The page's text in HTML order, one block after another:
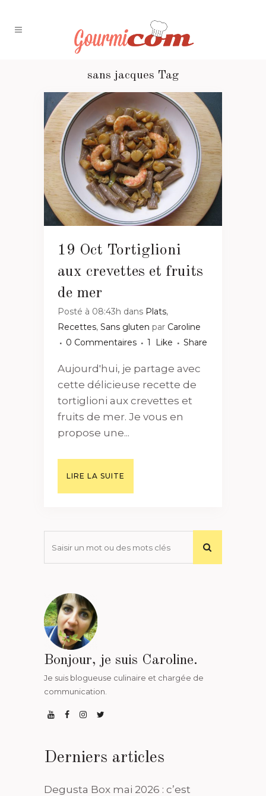
sans jacques Tag
19 Oct Tortiglioni
aux crevettes et fruits
de mer
Posté à 08:43h dans Plats,
Recettes, Sans gluten par Caroline
0 Commentaires
1 Like Share
Aujourd'hui, je partage avec
cette délicieuse recette de
tortiglioni aux crevettes et
fruits de mer. Je vous en
propose une...
LIRE LA SUITE
Bonjour, je suis Caroline.
Je suis blogueuse culinaire et chargée de
communication.
Derniers articles
Degusta Box mai 2026 : c’est